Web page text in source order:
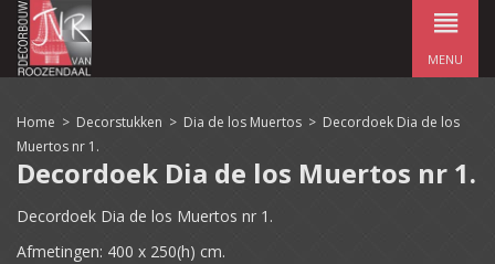
MENU
Home > Decorstukken > Dia de los Muertos > Decordoek Dia de los
Muertos nr 1.
Decordoek Dia de los Muertos nr 1.
Decordoek Dia de los Muertos nr 1.
Afmetingen: 400 x 250(h) cm.